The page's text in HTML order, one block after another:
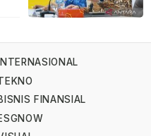
INTERNASIONAL
FINANSIAL